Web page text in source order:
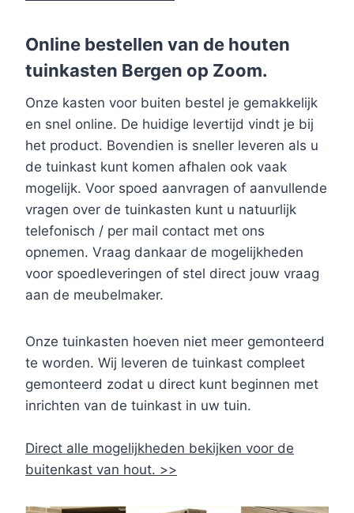
Online bestellen van de houten
tuinkasten Bergen op Zoom.
Onze kasten voor buiten bestel je gemakkelijk
en snel online. De huidige levertijd vindt je bij
het product. Bovendien is sneller leveren als u
de tuinkast kunt komen afhalen ook vaak
mogelijk. Voor spoed aanvragen of aanvullende
vragen over de tuinkasten kunt u natuurlijk
telefonisch / per mail contact met ons
opnemen. Vraag dankaar de mogelijkheden
voor spoedleveringen of stel direct jouw vraag
aan de meubelmaker.
Onze tuinkasten hoeven niet meer gemonteerd
te worden. Wij leveren de tuinkast compleet
gemonteerd zodat u direct kunt beginnen met
inrichten van de tuinkast in uw tuin.
Direct alle mogelijkheden bekijken voor de
buitenkast van hout. >>